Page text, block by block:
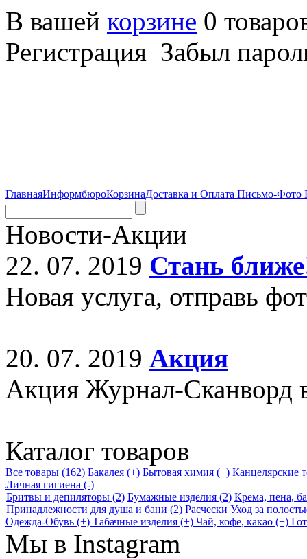
В вашей корзине 0
Регистрация Забыл
ГлавнаяИнформбюроКорзинаДоставка и Оплата Письмо-Фото
Новости-Акции
22. 07. 2019 Стань
Новая услуга, отправь
20. 07. 2019 Акция
Акция Журнал-Сканворд
Каталог товаров
Все товары (162) Бакалея (+) Бытовая химия (+) Канцелярские
Личная гигиена (-)
Бритвы и депиляторы (2) Бумажные изделия (2) Крема, пена,
Принадлежности для душа и бани (2) Расчески Уход за
Одежда-Обувь (+) Табачные изделия (+) Чай, кофе, какао (+)
Мы в Instagram